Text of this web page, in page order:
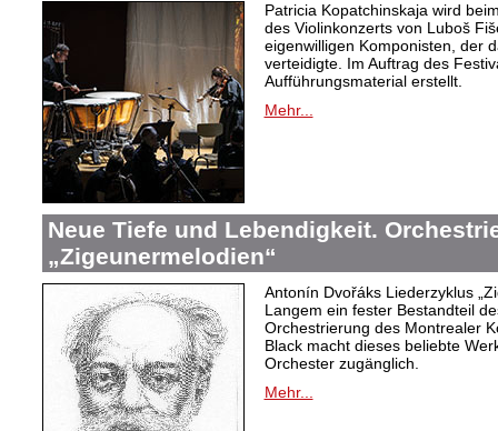
Patricia Kopatchinskaja wird
des Violinkonzerts von Luboš
eigenwilligen Komponisten, der
verteidigte. Im Auftrag des
Aufführungsmaterial erstellt.
Mehr...
Neue Tiefe und Lebendigkeit.
„Zigeunermelodien“
Antonín Dvořáks Liederzyklus
Langem ein fester Bestandteil
Orchestrierung des Montrealer
Black macht dieses beliebte
Orchester zugänglich.
Mehr...